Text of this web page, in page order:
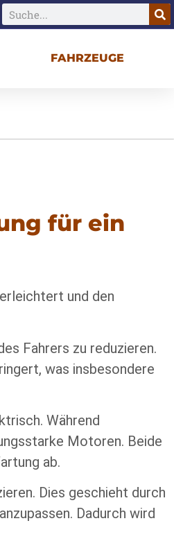
FAHRZEUGE
für ein
und den
Fahrers zu reduzieren.
was insbesondere
Während
Motoren. Beide
ab.
Dies geschieht durch
Dadurch wird